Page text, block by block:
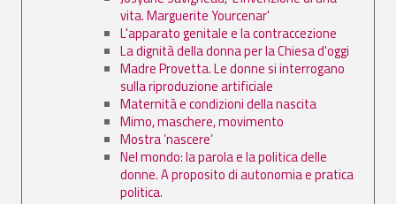
vita. Marguerite Yourcenar'
L'apparato genitale e la contraccezione
La dignità della donna per la Chiesa d'oggi
Madre Provetta. Le donne si interrogano
sulla riproduzione artificiale
Maternità e condizioni della nascita
Mimo, maschere, movimento
Mostra ’nascere’
Nel mondo: la parola e la politica delle
donne. A proposito di autonomia e pratica
politica.